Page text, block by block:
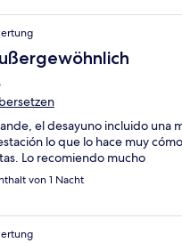
el desayuno incluido una
lo que lo hace muy
Lo recomiendo mucho
von 1 Nacht